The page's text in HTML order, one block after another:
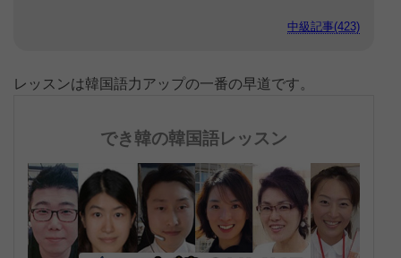
中級記事(423)
レッスンは韓国語力アップの一番の早道です。
でき韓の韓国語レッスン